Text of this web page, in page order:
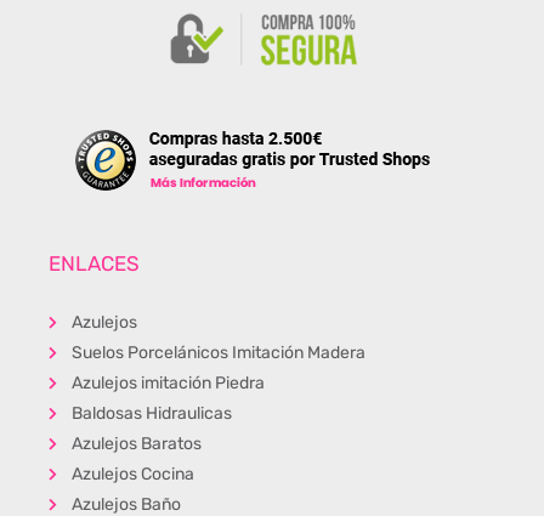
ENLACES
Azulejos
Suelos Porcelánicos Imitación Madera
Azulejos imitación Piedra
Baldosas Hidraulicas
Azulejos Baratos
Azulejos Cocina
Azulejos Baño